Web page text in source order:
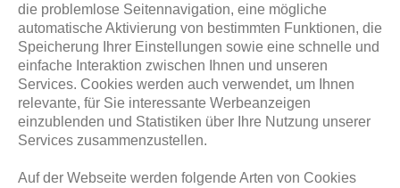
die problemlose Seitennavigation, eine mögliche
automatische Aktivierung von bestimmten Funktionen, die
Speicherung Ihrer Einstellungen sowie eine schnelle und
einfache Interaktion zwischen Ihnen und unseren
Services. Cookies werden auch verwendet, um Ihnen
relevante, für Sie interessante Werbeanzeigen
einzublenden und Statistiken über Ihre Nutzung unserer
Services zusammenzustellen.
Auf der Webseite werden folgende Arten von Cookies